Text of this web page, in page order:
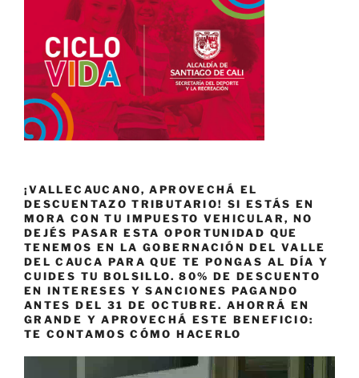
¡VALLECAUCANO, APROVECHÁ EL
DESCUENTAZO TRIBUTARIO! SI ESTÁS EN
MORA CON TU IMPUESTO VEHICULAR, NO
DEJÉS PASAR ESTA OPORTUNIDAD QUE
TENEMOS EN LA GOBERNACIÓN DEL VALLE
DEL CAUCA PARA QUE TE PONGAS AL DÍA Y
CUIDES TU BOLSILLO. 80% DE DESCUENTO
EN INTERESES Y SANCIONES PAGANDO
ANTES DEL 31 DE OCTUBRE. AHORRÁ EN
GRANDE Y APROVECHÁ ESTE BENEFICIO:
TE CONTAMOS CÓMO HACERLO